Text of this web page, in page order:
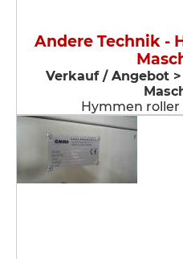
Andere Technik -
Verkauf / Angebot
Hymmen roller